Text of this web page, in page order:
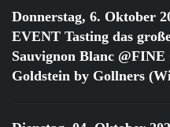
Donnerstag, 6. Oktober
EVENT Tasting das
Sauvignon Blanc
Goldstein by Gollners